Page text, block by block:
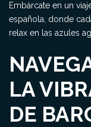
Embárcate en un
española, donde
relax en las azules
LA
DE